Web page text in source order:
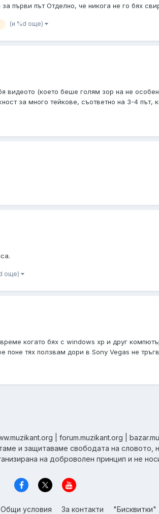
първи път Отделно, че никога не го бях
(и %d още)
(което беше голям зор на не
за много тейкове, съответно на 3-4 път,
още)
когато бях с windows xp и друг
тях ползвам дори в Sony Vegas не
| forum.muzikant.org |
и защитаваме свободата на
на доброволен принцип и не
Общи условия За контакти "Бисквитки"